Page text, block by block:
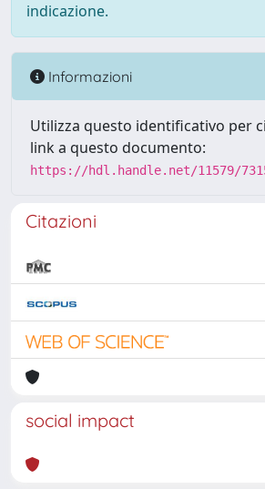
indicazione.
Informazioni
Utilizza questo identificativo per
link a questo documento:
https://hdl.handle.net/11579/
Citazioni
social impact